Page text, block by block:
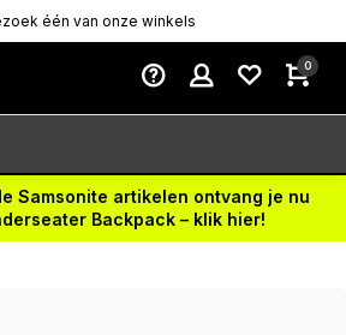
één van onze winkels
0
Samsonite artikelen ontvang je nu
Backpack – klik hier!